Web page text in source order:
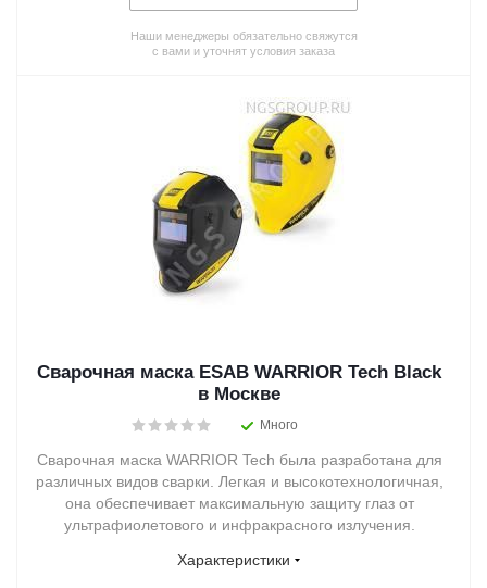
Наши менеджеры обязательно свяжутся
с вами и уточнят условия заказа
Сварочная маска ESAB WARRIOR Tech Black
в Москве
Много
Сварочная маска WARRIOR Tech была разработана для
различных видов сварки. Легкая и высокотехнологичная,
она обеспечивает максимальную защиту глаз от
ультрафиолетового и инфракрасного излучения.
Характеристики